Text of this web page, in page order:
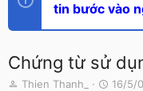
tin bước vào
Chứng từ sử
T
Thien Thanh_
N
16/5/